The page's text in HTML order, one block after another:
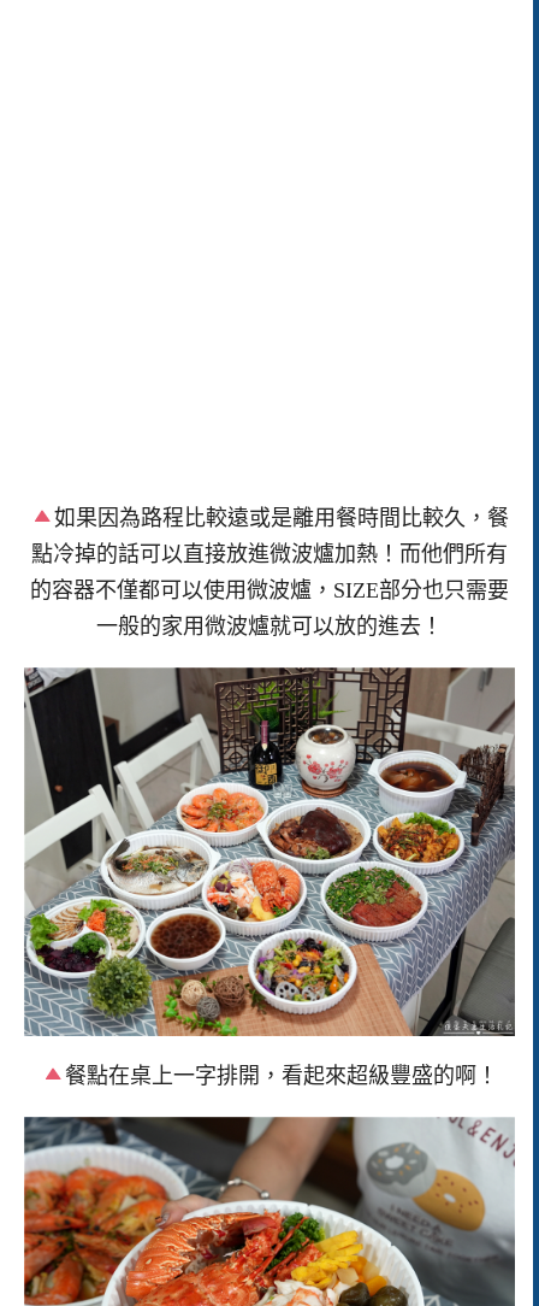
如果因為路程比較遠或是離用餐時間比較久，餐
點冷掉的話可以直接放進微波爐加熱！而他們所有
的容器不僅都可以使用微波爐，SIZE部分也只需要
一般的家用微波爐就可以放的進去！
餐點在桌上一字排開，看起來超級豐盛的啊！